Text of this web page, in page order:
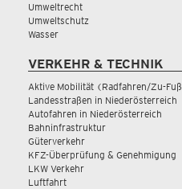
Umweltrecht
Umweltschutz
Wasser
VERKEHR & TECHNIK
Aktive Mobilität (Radfahren/Zu-
Landesstraßen in Niederösterreich
Autofahren in Niederösterreich
Bahninfrastruktur
Güterverkehr
KFZ-Überprüfung & Genehmigung
LKW Verkehr
Luftfahrt